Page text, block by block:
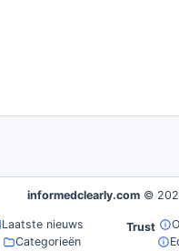
informedclearly.com ©
Laatste nieuws
Categorieën
Trust